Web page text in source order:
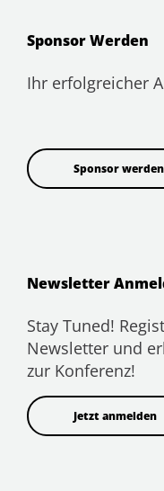
Sponsor Werden
Ihr erfolgreicher
Sponsor werden
Newsletter
Stay Tuned!
Newsletter und
zur Konferenz!
Jetzt anmelden